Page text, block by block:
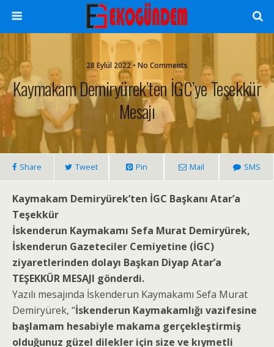
28 Eylül 2022 • No Comments
Kaymakam Demiryürek’ten İGC’ye Teşekkür
Mesajı
Share Tweet Pin Mail SMS
Kaymakam Demiryürek’ten İGC Başkanı Atar’a
Teşekkür
İskenderun Kaymakamı Sefa Murat Demiryürek,
İskenderun Gazeteciler Cemiyetine (İGC)
ziyaretlerinden dolayı Başkan Diyap Atar’a
TEŞEKKÜR MESAJI gönderdi.
Yazılı mesajında İskenderun Kaymakamı Sefa Murat
Demiryürek, “İskenderun Kaymakamlığı vazifesine
başlamam hesabiyle makama gerçekleştirmiş
olduğunuz güzel dilekler için size ve kıymetli